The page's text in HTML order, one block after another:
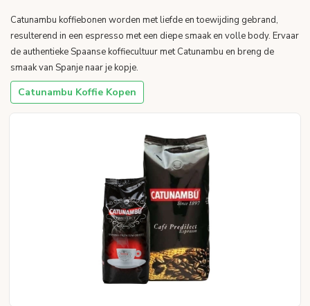
Catunambu koffiebonen worden met liefde en toewijding gebrand,
resulterend in een espresso met een diepe smaak en volle body. Ervaar
de authentieke Spaanse koffiecultuur met Catunambu en breng de
smaak van Spanje naar je kopje.
Catunambu Koffie Kopen